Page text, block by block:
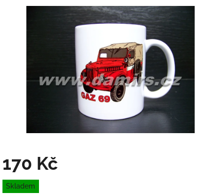
170 Kč
Měrná
cena:
Skladem